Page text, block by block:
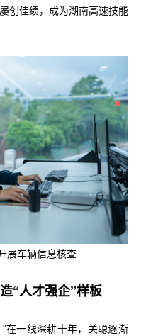
创佳绩，成为湖南高速技能
展车辆信息核查
“人才强企”样板
在一线深耕十年，关聪逐渐